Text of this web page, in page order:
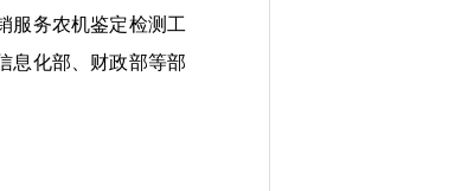
服务农机鉴定检测工
息化部
财政部等部